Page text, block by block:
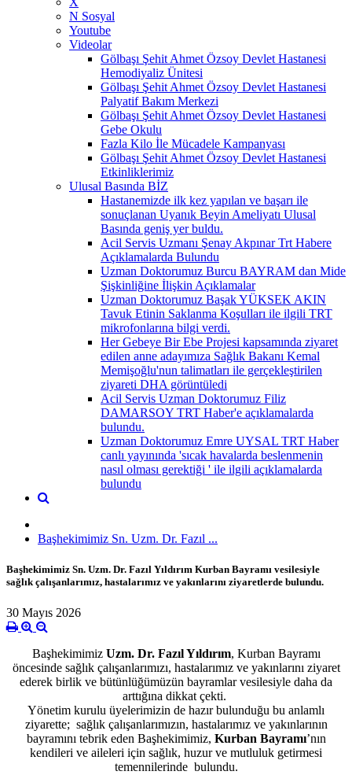
N Sosyal
Youtube
Videolar
Gölbaşı Şehit Ahmet Özsoy Devlet Hastanesi
Hemodiyaliz Ünitesi
Gölbaşı Şehit Ahmet Özsoy Devlet Hastanesi
Palyatif Bakım Merkezi
Gölbaşı Şehit Ahmet Özsoy Devlet Hastanesi
Gebe Okulu
Fazla Kilo İle Mücadele Kampanyası
Gölbaşı Şehit Ahmet Özsoy Devlet Hastanesi
Etkinliklerimiz
Ulusal Basında BİZ
Hastanemizde ilk kez yapılan ve başarı ile
sonuçlanan Uyanık Beyin Ameliyatı Ulusal
Basında geniş yer buldu.
Acil Servis Uzmanı Şenay Akpınar Trt Habere
Açıklamalarda Bulundu
Uzman Doktorumuz Burcu BAYRAM dan Mide
Şişkinliğine İlişkin Açıklamalar
Uzman Doktorumuz Başak YÜKSEK AKIN
Tavuk Etinin Saklanma Koşulları ile ilgili TRT
mikrofonlarına bilgi verdi.
Her Gebeye Bir Ebe Projesi kapsamında ziyaret
edilen anne adayımıza Sağlık Bakanı Kemal
Memişoğlu'nun talimatları ile gerçekleştirilen
ziyareti DHA görüntüledi
Acil Servis Uzman Doktorumuz Filiz
DAMARSOY TRT Haber'e açıklamalarda
bulundu.
Uzman Doktorumuz Emre UYSAL TRT Haber
canlı yayınında 'sıcak havalarda beslenmenin
nasıl olması gerektiği ' ile ilgili açıklamalarda
bulundu
Başhekimimiz Sn. Uzm. Dr. Fazıl ...
Başhekimimiz Sn. Uzm. Dr. Fazıl Yıldırım Kurban Bayramı vesilesiyle
sağlık çalışanlarımız, hastalarımız ve yakınlarını ziyaretlerde bulundu.
30 Mayıs 2026
BaşhekimimizUzm. Dr. Fazıl Yıldırım, Kurban Bayramı
öncesinde sağlık çalışanlarımızı, hastalarımız ve yakınlarını ziyaret
ederek birlik ve bütünlüğümüzün bayramlar vesilesiyle daha da
arttığına dikkat çekti.
Yönetim kurulu üyelerimizin de hazır bulunduğu bu anlamlı
ziyarette; sağlık çalışanlarımızın, hastalarımız ve yakınlarının
bayramını tebrik eden Başhekimimiz, Kurban Bayramı’nın
kendileri ve aileleri için sağlık, huzur ve mutluluk getirmesi
temennilerinde bulundu.